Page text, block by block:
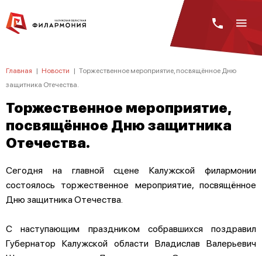
Главная | Новости | Торжественное мероприятие, посвящённое Дню
защитника Отечества.
Торжественное мероприятие,
посвящённое Дню защитника
Отечества.
Сегодня на главной сцене Калужской филармонии
состоялось торжественное мероприятие, посвящённое
Дню защитника Отечества.
С наступающим праздником собравшихся поздравил
Губернатор Калужской области Владислав Валерьевич